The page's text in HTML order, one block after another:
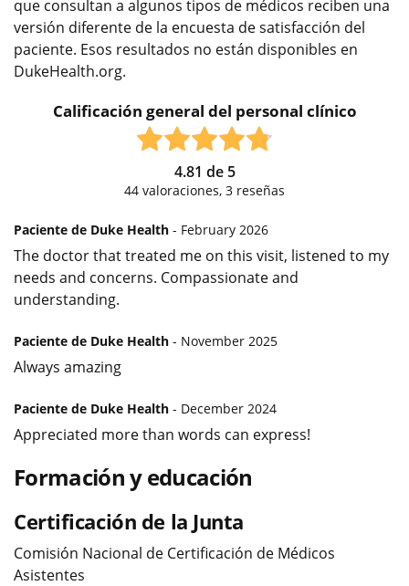
que consultan a algunos tipos de médicos reciben una
versión diferente de la encuesta de satisfacción del
paciente. Esos resultados no están disponibles en
DukeHealth.org.
Calificación general del personal clínico
4.81 de 5
44 valoraciones, 3 reseñas
Paciente de Duke Health - February 2026
The doctor that treated me on this visit, listened to my
needs and concerns. Compassionate and
understanding.
Paciente de Duke Health - November 2025
Always amazing
Paciente de Duke Health - December 2024
Appreciated more than words can express!
Formación y educación
Certificación de la Junta
Comisión Nacional de Certificación de Médicos
Asistentes